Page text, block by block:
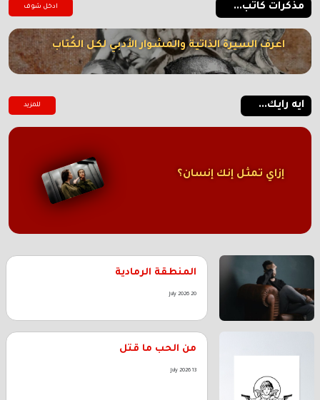
مذكرات كاتب... ادخل شوف
اعرف السيرة الذاتية والمشوار الأدبي لكل الكُتاب
ايه رايك... للمزيد
إزاي تمثل إنك إنسان؟
المنطقة الرمادية
20 July 2026
من الحب ما قتل
13 July 2026